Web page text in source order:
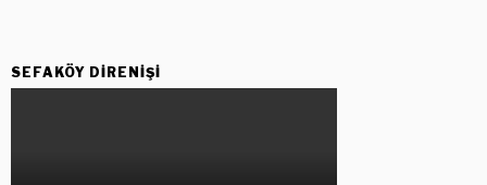
SEFAKÖY DIRENIŞI